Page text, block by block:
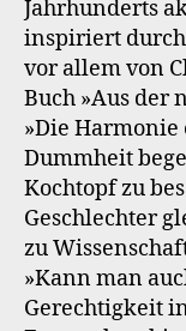
Jahrhunderts
inspiriert
vor allem von
Buch »Aus der
»Die
Dummheit
Kochtopf zu
Geschlechter
zu
»Kann man
Gerechtigkeit